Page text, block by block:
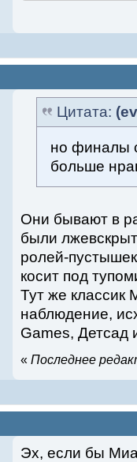
Цитата:
но финалы
больше
Они бывают в
были
ролей-
косит под
Тут же
наблюдение,
Games, Детсад
« Последнее
Эх, если бы